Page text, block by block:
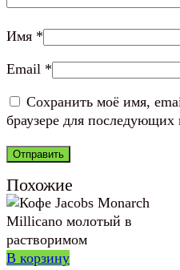
Имя *
Email *
Сохранить моё имя,
браузере для
Похожие
В корзину